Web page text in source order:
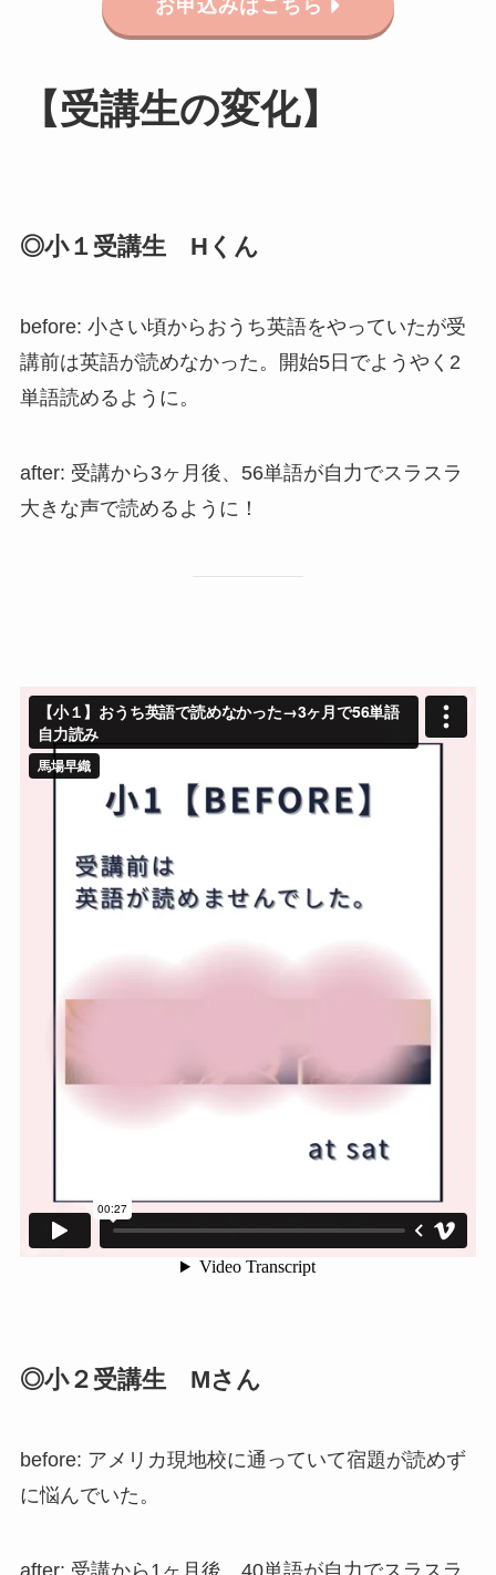
お申込みはこちら
【受講生の変化】
◎小１受講生 Hくん
before: 小さい頃からおうち英語をやっていたが受
講前は英語が読めなかった。開始5日でようやく2
単語読めるように。
after: 受講から3ヶ月後、56単語が自力でスラスラ
大きな声で読めるように！
◎小２受講生 Mさん
before: アメリカ現地校に通っていて宿題が読めず
に悩んでいた。
after: 受講から1ヶ月後、40単語が自力でスラスラ